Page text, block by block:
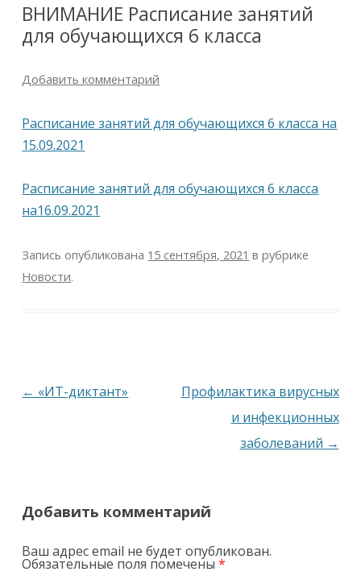
ВНИМАНИЕ Расписание занятий
для обучающихся 6 класса
Добавить комментарий
Расписание занятий для обучающихся 6 класса на
15.09.2021
Расписание занятий для обучающихся 6 класса
на16.09.2021
Запись опубликована 15 сентября, 2021 в рубрике
Новости.
Навигация
← «ИТ-диктант»
Профилактика вирусных
и инфекционных
заболеваний →
Добавить комментарий
Ваш адрес email не будет опубликован.
Обязательные поля помечены*